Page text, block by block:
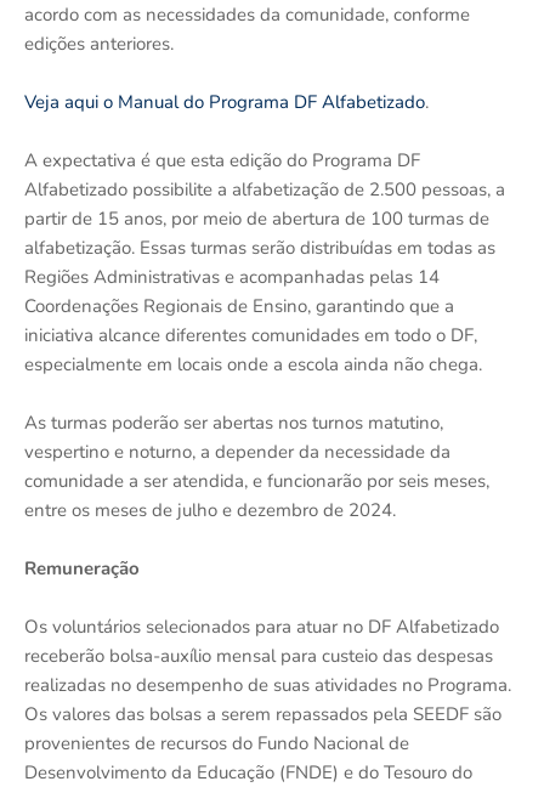
acordo com as necessidades da comunidade, conforme
edições anteriores.
Veja aqui o Manual do Programa DF Alfabetizado.
A expectativa é que esta edição do Programa DF
Alfabetizado possibilite a alfabetização de 2.500 pessoas, a
partir de 15 anos, por meio de abertura de 100 turmas de
alfabetização. Essas turmas serão distribuídas em todas as
Regiões Administrativas e acompanhadas pelas 14
Coordenações Regionais de Ensino, garantindo que a
iniciativa alcance diferentes comunidades em todo o DF,
especialmente em locais onde a escola ainda não chega.
As turmas poderão ser abertas nos turnos matutino,
vespertino e noturno, a depender da necessidade da
comunidade a ser atendida, e funcionarão por seis meses,
entre os meses de julho e dezembro de 2024.
Remuneração
Os voluntários selecionados para atuar no DF Alfabetizado
receberão bolsa-auxílio mensal para custeio das despesas
realizadas no desempenho de suas atividades no Programa.
Os valores das bolsas a serem repassados pela SEEDF são
provenientes de recursos do Fundo Nacional de
Desenvolvimento da Educação (FNDE) e do Tesouro do